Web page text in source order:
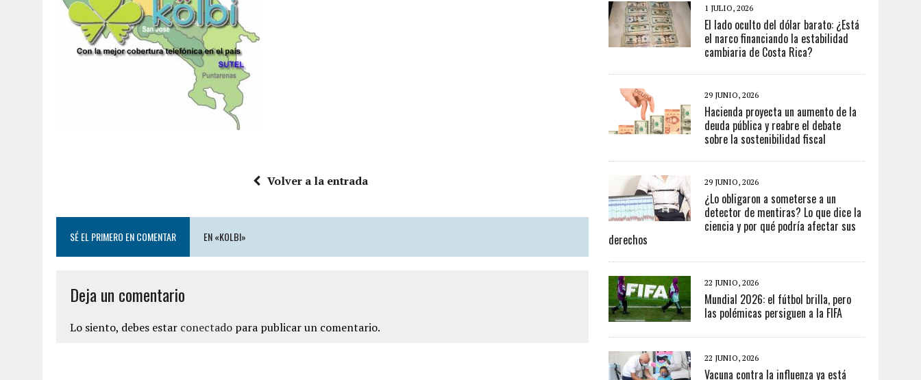
Volver a la entrada
SÉ EL PRIMERO EN COMENTAR EN «KOLBI»
Deja un comentario
Lo siento, debes estar conectado para publicar un comentario.
1 JULIO, 2026
El lado oculto del dólar barato: ¿Está
el narco financiando la estabilidad
cambiaria de Costa Rica?
29 JUNIO, 2026
Hacienda proyecta un aumento de la
deuda pública y reabre el debate
sobre la sostenibilidad fiscal
29 JUNIO, 2026
¿Lo obligaron a someterse a un
detector de mentiras? Lo que dice la
ciencia y por qué podría afectar sus
derechos
22 JUNIO, 2026
Mundial 2026: el fútbol brilla, pero
las polémicas persiguen a la FIFA
22 JUNIO, 2026
Vacuna contra la influenza ya está